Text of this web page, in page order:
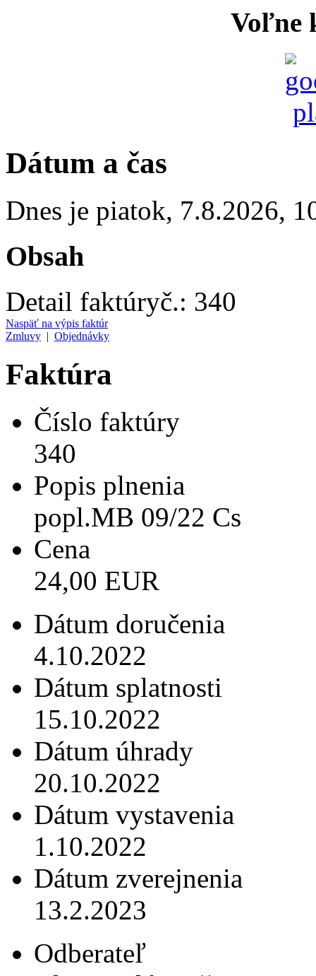
Voľne
Dátum a čas
Dnes je piatok, 7.8.2026,
Obsah
Detail faktúryč.: 340
Naspäť na výpis faktúr
Zmluvy | Objednávky
Faktúra
Číslo faktúry
340
Popis plnenia
popl.MB 09/22 Cs
Cena
24,00 EUR
Dátum doručenia
4.10.2022
Dátum splatnosti
15.10.2022
Dátum úhrady
20.10.2022
Dátum vystavenia
1.10.2022
Dátum zverejnenia
13.2.2023
Odberateľ